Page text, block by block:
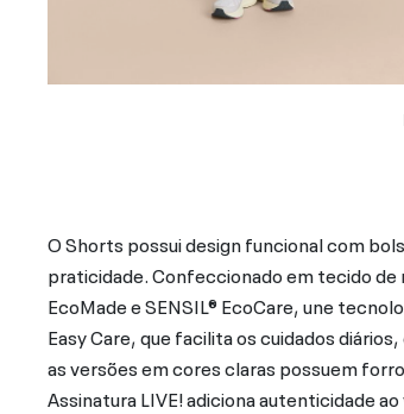
O Shorts possui design funcional com
praticidade. Confeccionado em tecido de
EcoMade e SENSIL® EcoCare, une
Easy Care, que facilita os cuidados
as versões em cores claras possuem
Assinatura LIVE! adiciona autenticidade ao